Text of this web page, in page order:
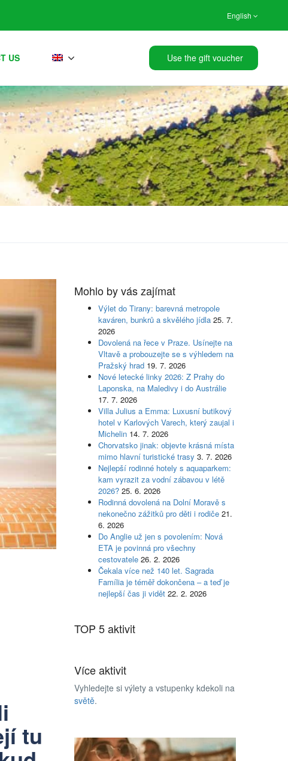
English
US Use the gift voucher
tu
Mohlo by vás zajímat
Výlet do Tirany: barevná metropole
kaváren, bunkrů a skvělého jídla 25. 7.
2026
Dovolená na řece v Praze. Usínejte na
Vltavě a probouzejte se s výhledem na
Pražský hrad 19. 7. 2026
Nové letecké linky 2026: Z Prahy do
Laponska, na Maledivy i do Austrálie
17. 7. 2026
Villa Julius a Emma: Luxusní butikový
hotel v Karlových Varech, který zaujal i
Michelin 14. 7. 2026
Chorvatsko jinak: objevte krásná místa
mimo hlavní turistické trasy 3. 7. 2026
Nejlepší rodinné hotely s aquaparkem:
kam vyrazit za vodní zábavou v létě
2026? 25. 6. 2026
Rodinná dovolená na Dolní Moravě s
nekonečno zážitků pro děti i rodiče 21.
6. 2026
Do Anglie už jen s povolením: Nová
ETA je povinná pro všechny
cestovatele 26. 2. 2026
Čekala více než 140 let. Sagrada
Família je téměř dokončena – a teď je
nejlepší čas ji vidět 22. 2. 2026
TOP 5 aktivit
Více aktivit
Vyhledejte si výlety a vstupenky kdekoli na
světě.